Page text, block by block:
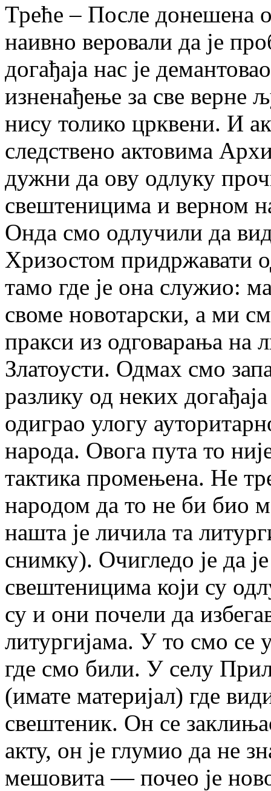
Треће – После донешена
наивно веровали да је
догађаја нас је
изненађење за све верне
нису толико црквени. И
следствено актовима
дужни да ову одлуку
свештеницима и верном
Онда смо одлучили да
Хризостом придржавати
тамо где је она служио:
своме новотарски, а ми
пракси из одговарања на
Златоусти. Одмах смо
разлику од неких
одиграо улогу
народа. Овога пута то
тактика промењена. Не
народом да то не би био
нашта је личила та
снимку). Очигледо је да
свештеницима који су
су и они почели да
литургијама. У то смо се
где смо били. У селу
(имате материјал) где
свештеник. Он се
акту, он је глумио да не
мешовита — почео је